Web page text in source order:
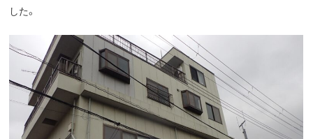
した。